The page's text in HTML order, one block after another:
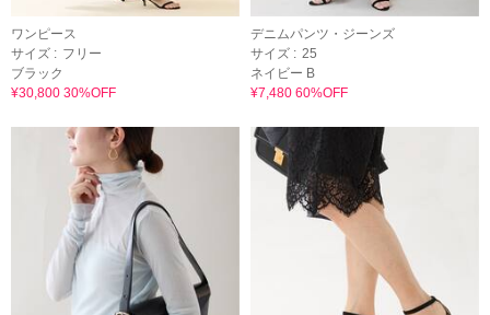
ワンピース
サイズ : フリー
ブラック
¥30,800 30%OFF
デニムパンツ・ジーンズ
サイズ : 25
ネイビー B
¥7,480 60%OFF